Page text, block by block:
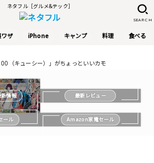
ネタフル［グルメ&テック］
ザ iPhone キャンプ 料理 食べる
SEARCH
（キューシー）」がちょっといいカモ
情報 最新レビュー
ール Amazon家電セール